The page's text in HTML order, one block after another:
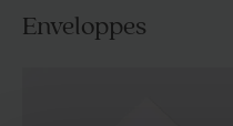
Enveloppes